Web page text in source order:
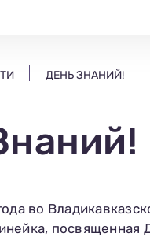
ДЕНЬ ЗНАНИЙ!
во
посвященная